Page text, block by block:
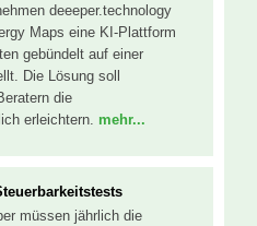
deeeper.technology
Maps eine KI-Plattform
gebündelt auf einer
Die Lösung soll
die
erleichtern. mehr...
müssen jährlich die